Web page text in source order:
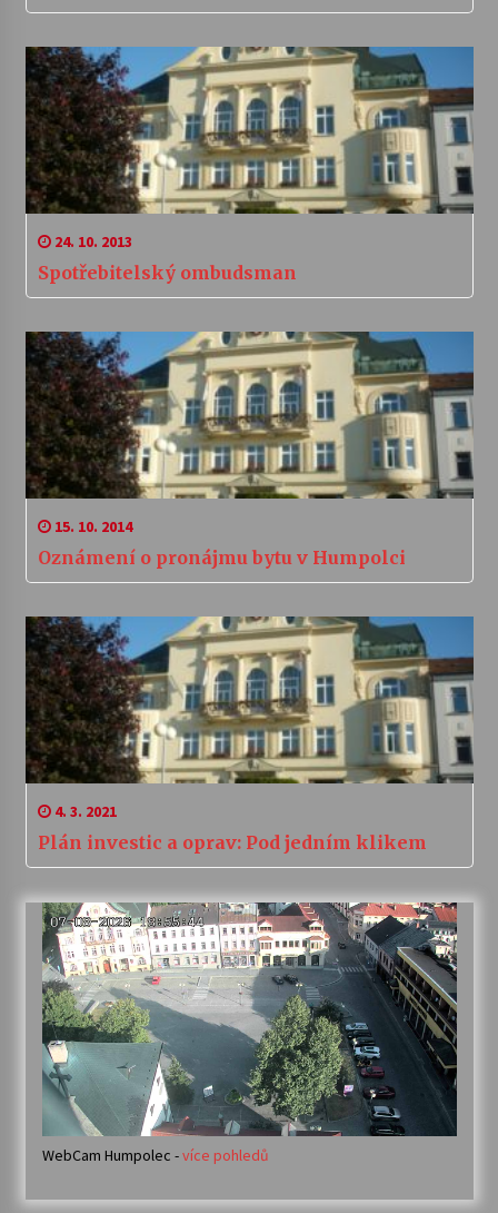
24. 10. 2013
Spotřebitelský ombudsman
15. 10. 2014
Oznámení o pronájmu bytu v Humpolci
4. 3. 2021
Plán investic a oprav: Pod jedním klikem
WebCam Humpolec -více pohledů